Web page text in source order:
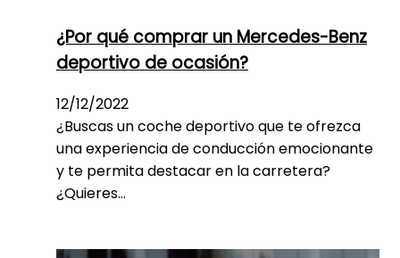
¿Por qué comprar un Mercedes-Benz
deportivo de ocasión?
12/12/2022
¿Buscas un coche deportivo que te ofrezca
una experiencia de conducción emocionante
y te permita destacar en la carretera?
¿Quieres…